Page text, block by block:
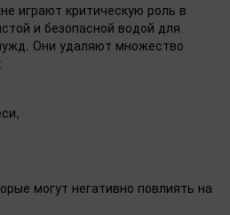
играют критическую роль в
и безопасной водой для
Они удаляют множество
могут негативно повлиять на